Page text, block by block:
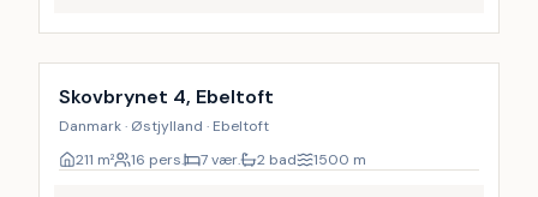
Inkl. rengøring
Skovbrynet 4, Ebeltoft
Danmark · Østjylland · Ebeltoft
211 m² 16 pers. 7 vær. 2 bad 1500 m